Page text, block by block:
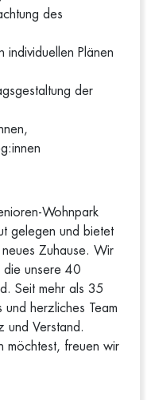
des
individuellen Plänen
der
Wohnpark
gelegen und bietet
Zuhause. Wir
die unsere 40
Seit mehr als 35
und herzliches Team
und Verstand.
möchtest, freuen wir